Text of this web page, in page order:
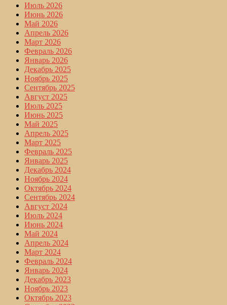
Июль 2026
Июнь 2026
Май 2026
Апрель 2026
Март 2026
Февраль 2026
Январь 2026
Декабрь 2025
Ноябрь 2025
Сентябрь 2025
Август 2025
Июль 2025
Июнь 2025
Май 2025
Апрель 2025
Март 2025
Февраль 2025
Январь 2025
Декабрь 2024
Ноябрь 2024
Октябрь 2024
Сентябрь 2024
Август 2024
Июль 2024
Июнь 2024
Май 2024
Апрель 2024
Март 2024
Февраль 2024
Январь 2024
Декабрь 2023
Ноябрь 2023
Октябрь 2023